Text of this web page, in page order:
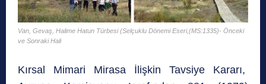
Van, Gevaş, Halime Hatun Türbesi (Selçuklu Dönemi Eseri,(MS:1335)- Önceki
ve Sonraki Hali
Kırsal Mimari Mirasa İlişkin Tavsiye Kararı,